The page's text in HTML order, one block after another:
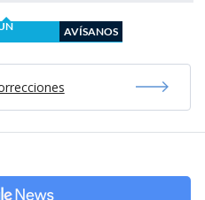
AVÍSANOS